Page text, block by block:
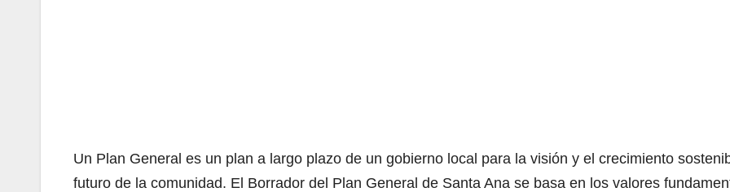
Un Plan General es un plan a largo plazo de un gobierno local para la visión y el crecimiento
futuro de la comunidad. El Borrador del Plan General de Santa Ana se basa en los valores